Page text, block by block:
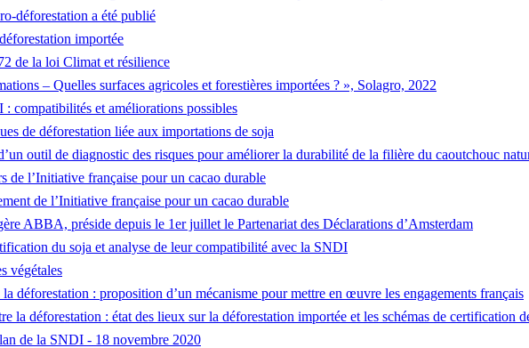
déforestation a été publié
importée
de la loi Climat et résilience
– Quelles surfaces agricoles et forestières importées ? », Solagro, 2022
compatibilités et améliorations possibles
de déforestation liée aux importations de soja
outil de diagnostic des risques pour améliorer la durabilité de la filière du caoutchouc
de l’Initiative française pour un cacao durable
de l’Initiative française pour un cacao durable
ABBA, préside depuis le 1er juillet le Partenariat des Déclarations d’Amsterdam
du soja et analyse de leur compatibilité avec la SNDI
végétales
déforestation : proposition d’un mécanisme pour mettre en œuvre les engagements français
la déforestation : état des lieux sur la déforestation importée et les schémas de certification
de la SNDI - 18 novembre 2020